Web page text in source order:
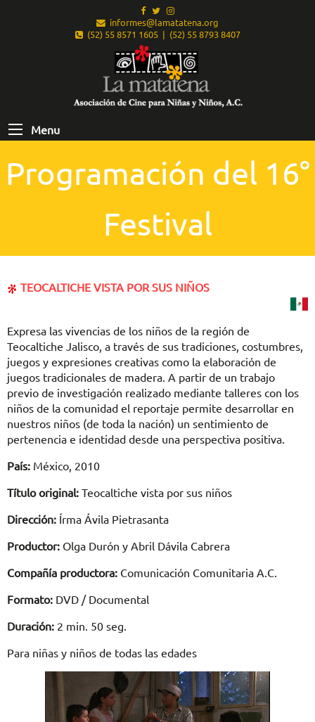
informes@lamatatena.org
(52) 55 8571 1605 | (52) 55 8793 8407
Menu
Programación del 16°
Festival
TEOCALTICHE VISTA POR SUS NIÑOS
Expresa las vivencias de los niños de la región de
Teocaltiche Jalisco, a través de sus tradiciones, costumbres,
juegos y expresiones creativas como la elaboración de
juegos tradicionales de madera. A partir de un trabajo
previo de investigación realizado mediante talleres con los
niños de la comunidad el reportaje permite desarrollar en
nuestros niños (de toda la nación) un sentimiento de
pertenencia e identidad desde una perspectiva positiva.
País: México, 2010
Título original: Teocaltiche vista por sus niños
Dirección: Írma Ávila Pietrasanta
Productor: Olga Durón y Abril Dávila Cabrera
Compañía productora: Comunicación Comunitaria A.C.
Formato: DVD / Documental
Duración: 2 min. 50 seg.
Para niñas y niños de todas las edades